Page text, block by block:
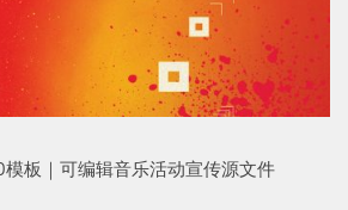
模板｜可编辑音乐活动宣传源文件